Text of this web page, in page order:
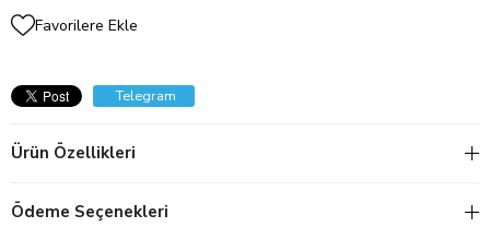
Favorilere Ekle
Telegram
Ürün Özellikleri
Ödeme Seçenekleri